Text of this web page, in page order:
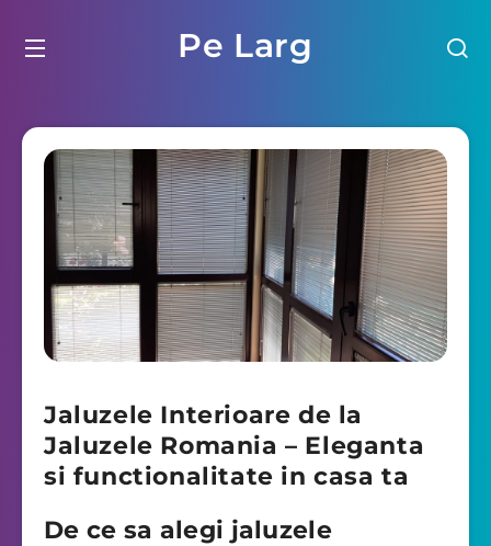
Pe Larg
Jaluzele Interioare de la
Jaluzele Romania – Eleganta
si functionalitate in casa ta
De ce sa alegi jaluzele